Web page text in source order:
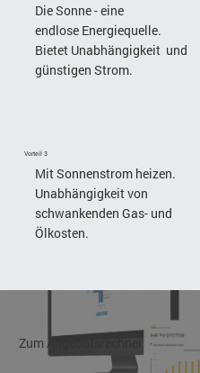
Die Sonne - eine
endlose Energiequelle.
Bietet Unabhängigkeit und
günstigen Strom.
Vorteil 3
Mit Sonnenstrom heizen.
Unabhängigkeit von
schwankenden Gas- und
Ölkosten.
Zum Angebotsrechner